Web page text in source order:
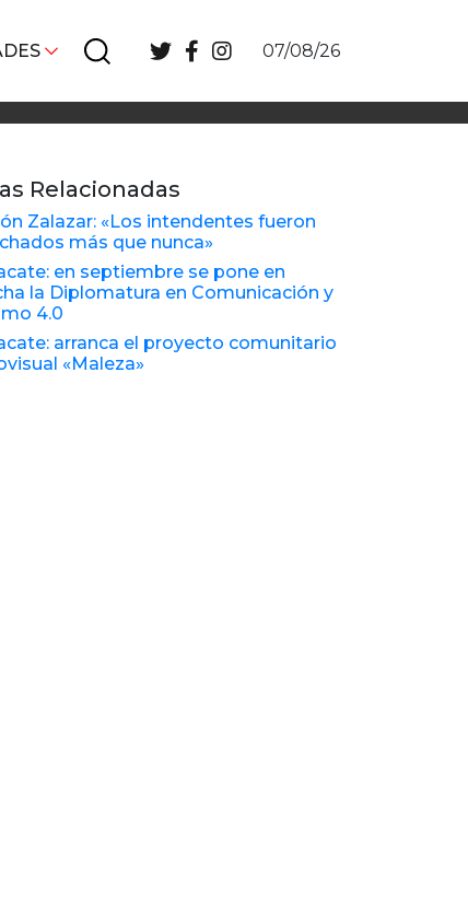
07/08/26
Relacionadas
Zalazar: «Los intendentes fueron
más que nunca»
en septiembre se pone en
la Diplomatura en Comunicación y
4.0
arranca el proyecto comunitario
«Maleza»